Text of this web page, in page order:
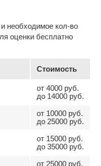
необходимое кол-во
оценки бесплатно
Стоимость
от 4000 руб.
до 14000 руб.
от 10000 руб.
до 25000 руб.
от 15000 руб.
до 35000 руб.
от 25000 руб.